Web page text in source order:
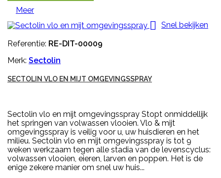
Meer

Snel bekijken
Referentie: RE-DIT-00009
Merk: Sectolin
SECTOLIN VLO EN MIJT OMGEVINGSSPRAY
Sectolin vlo en mijt omgevingsspray Stopt onmiddellijk
het springen van volwassen vlooien. Vlo & mijt
omgevingsspray is veilig voor u, uw huisdieren en het
milieu. Sectolin vlo en mijt omgevingsspray is tot 9
weken werkzaam tegen alle stadia van de levenscyclus:
volwassen vlooien, eieren, larven en poppen. Het is de
enige zekere manier om snel uw huis...